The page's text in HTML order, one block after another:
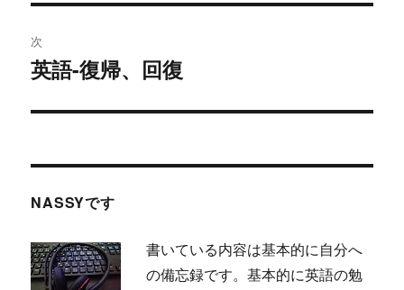
ビ
ゲ
ー
の
投
稿:
次
次
投
英語-復帰、回復
NASSYです
書いている内容は基本的に自分へ
の備忘録です。基本的に英語の勉